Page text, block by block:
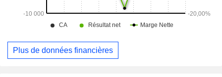
Plus de données financières